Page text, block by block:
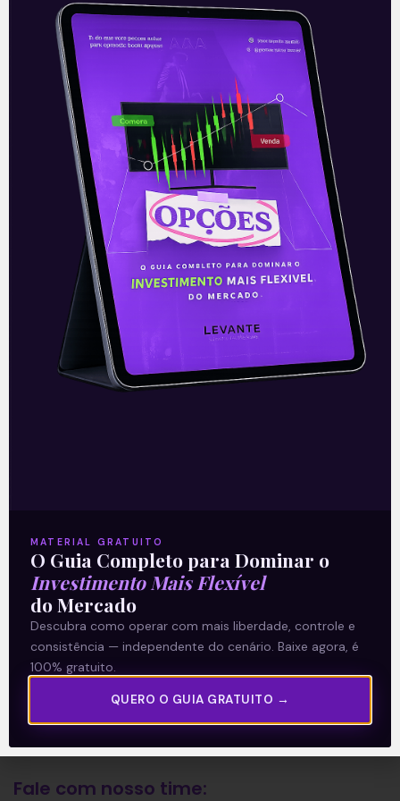
Nova Tecnologia da Alphabet
A Alphabet, companhia de participações
dona da Google, anunciou nesta
segunda-feira (25) que está tendo
avanços significativos em sua nova
tecnologia capaz de substituir os
Leia mais
26/01/2021
Política de Privacidade
Explore
Artigos
E Eu Com Isso?
Vídeos no Youtube
Manuais de Investimento
Fale com nosso time:
MATERIAL GRATUITO
O Guia Completo para Dominar o
Investimento Mais Flexível
do Mercado
Descubra como operar com mais liberdade, controle e
consistência — independente do cenário. Baixe agora, é
100% gratuito.
QUERO O GUIA GRATUITO →